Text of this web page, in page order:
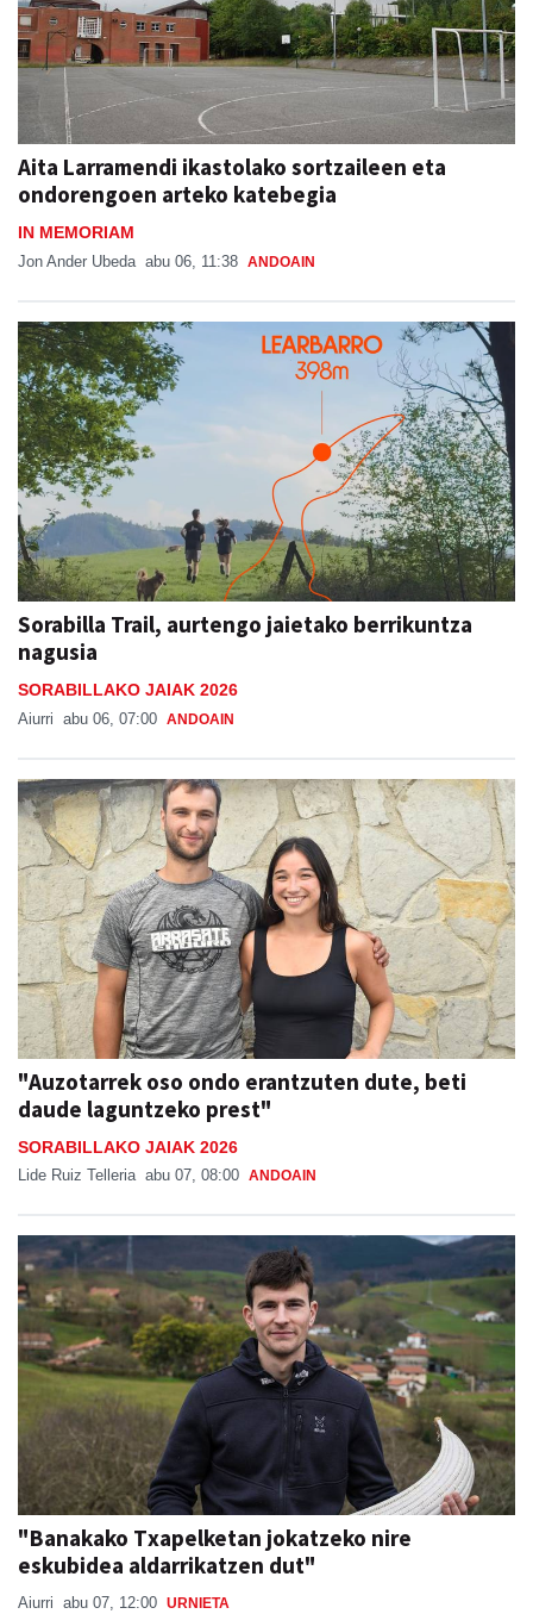
Aita Larramendi ikastolako sortzaileen eta
ondorengoen arteko katebegia
IN MEMORIAM
Jon Ander Ubeda abu 06, 11:38 ANDOAIN
Sorabilla Trail, aurtengo jaietako berrikuntza
nagusia
SORABILLAKO JAIAK 2026
Aiurri abu 06, 07:00 ANDOAIN
"Auzotarrek oso ondo erantzuten dute, beti
daude laguntzeko prest"
SORABILLAKO JAIAK 2026
Lide Ruiz Telleria abu 07, 08:00 ANDOAIN
"Banakako Txapelketan jokatzeko nire
eskubidea aldarrikatzen dut"
Aiurri abu 07, 12:00 URNIETA